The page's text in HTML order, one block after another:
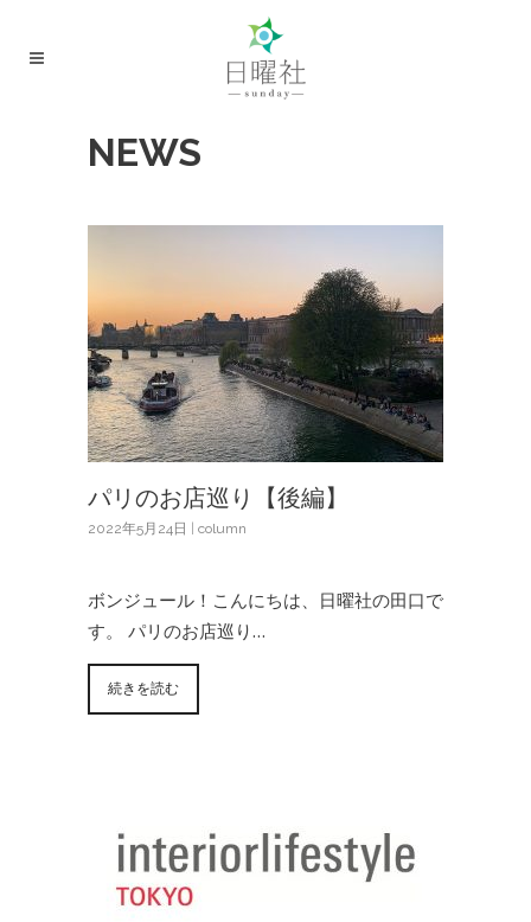
NEWS
パリのお店巡り【後編】
2022年5月24日 column
ボンジュール！こんにちは、日曜社の田口で
す。 パリのお店巡り…
続きを読む